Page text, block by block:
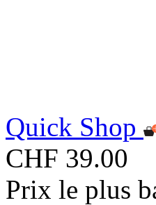
Quick Shop
CHF 39.00
Prix le plus